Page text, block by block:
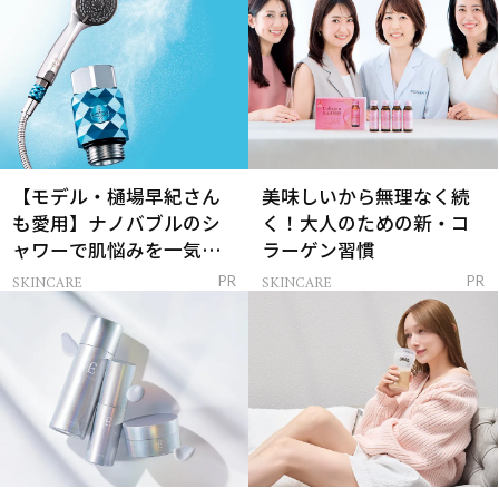
【モデル・樋場早紀さん
も愛用】ナノバブルのシ
ャワーで肌悩みを一気に
解決
SKINCARE PR
美味しいから無理なく続
く！大人のための新・コ
ラーゲン習慣
SKINCARE PR